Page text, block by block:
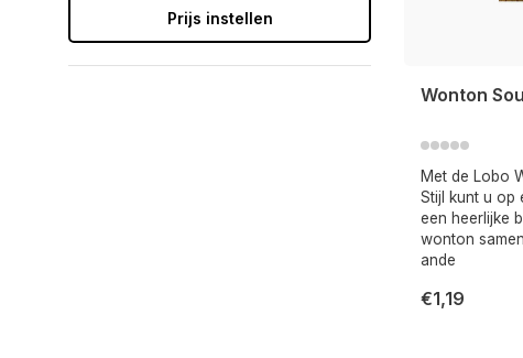
Prijs instellen
Wonton
Met de Lobo
Stijl kunt u op
een heerlijke
wonton
ande
€1,19